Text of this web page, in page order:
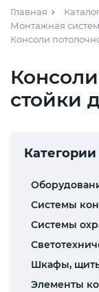
Главная
Монтажная
Консоли
стойки
Категории
Системы
Системы
Шкафы,
Элементы